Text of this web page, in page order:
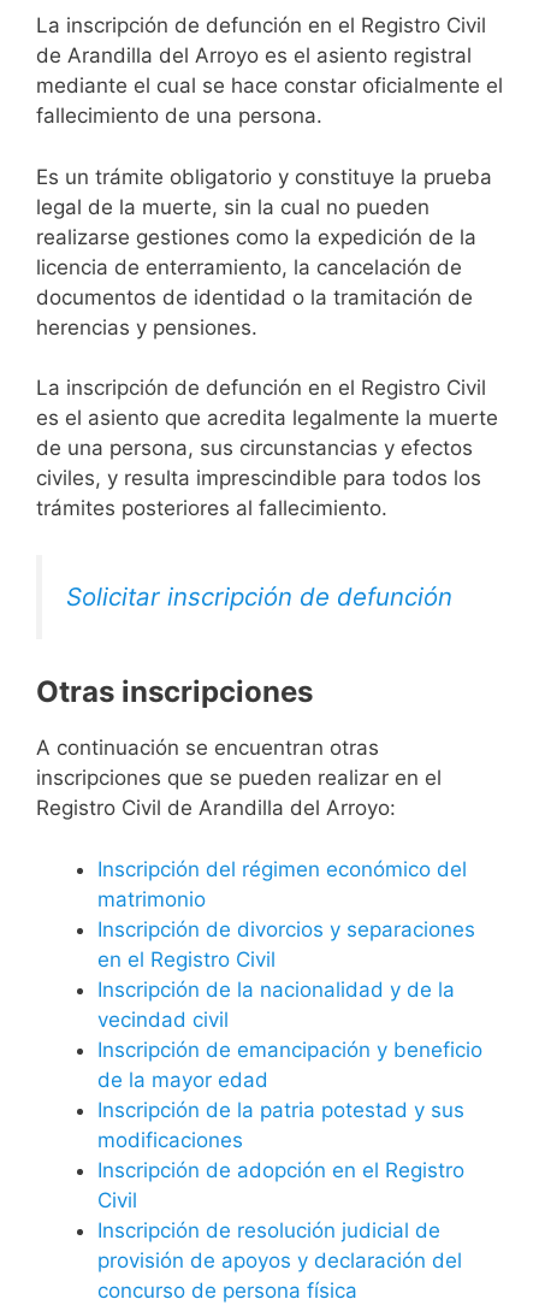
La inscripción de defunción en el Registro Civil
de Arandilla del Arroyo es el asiento registral
mediante el cual se hace constar oficialmente el
fallecimiento de una persona.
Es un trámite obligatorio y constituye la prueba
legal de la muerte, sin la cual no pueden
realizarse gestiones como la expedición de la
licencia de enterramiento, la cancelación de
documentos de identidad o la tramitación de
herencias y pensiones.
La inscripción de defunción en el Registro Civil
es el asiento que acredita legalmente la muerte
de una persona, sus circunstancias y efectos
civiles, y resulta imprescindible para todos los
trámites posteriores al fallecimiento.
Solicitar inscripción de defunción
Otras inscripciones
A continuación se encuentran otras
inscripciones que se pueden realizar en el
Registro Civil de Arandilla del Arroyo:
Inscripción del régimen económico del
matrimonio
Inscripción de divorcios y separaciones
en el Registro Civil
Inscripción de la nacionalidad y de la
vecindad civil
Inscripción de emancipación y beneficio
de la mayor edad
Inscripción de la patria potestad y sus
modificaciones
Inscripción de adopción en el Registro
Civil
Inscripción de resolución judicial de
provisión de apoyos y declaración del
concurso de persona física